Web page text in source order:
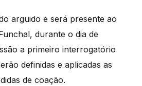
arguido e será presente ao
durante o dia de
a primeiro interrogatório
definidas e aplicadas as
de coação.